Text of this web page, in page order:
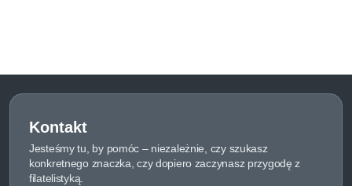
Kontakt
Jesteśmy tu, by pomóc – niezależnie, czy szukasz
konkretnego znaczka, czy dopiero zaczynasz przygodę z
filatelistyką.